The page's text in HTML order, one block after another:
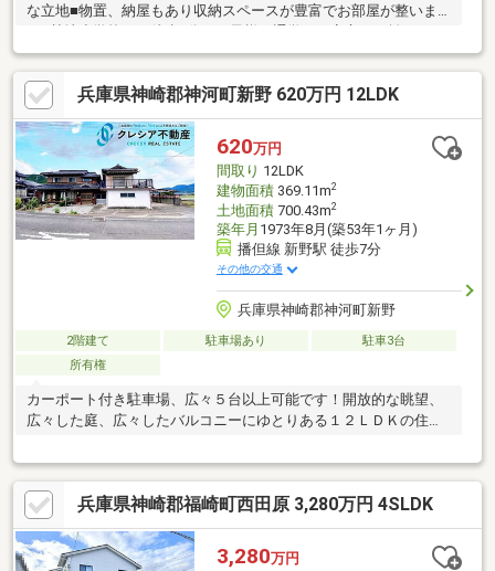
な立地■物置、納屋もあり収納スペースが豊富でお部屋が整いま
す■甘地小学校まで徒歩5分とお子様の通学にも安心の距離
兵庫県神崎郡神河町新野 620万円 12LDK
620万円
間取り 12LDK
建物面積369.11m2
土地面積700.43m2
築年月 1973年8月(築53年1ヶ月)
播但線 新野駅 徒歩7分
その他の交通
兵庫県神崎郡神河町新野
2階建て 駐車場あり
駐車3台
所有権
カーポート付き駐車場、広々５台以上可能です！開放的な眺望、
広々した庭、広々したバルコニーにゆとりある１２ＬＤＫの住宅
兵庫県神崎郡福崎町西田原 3,280万円 4SLDK
3,280万円